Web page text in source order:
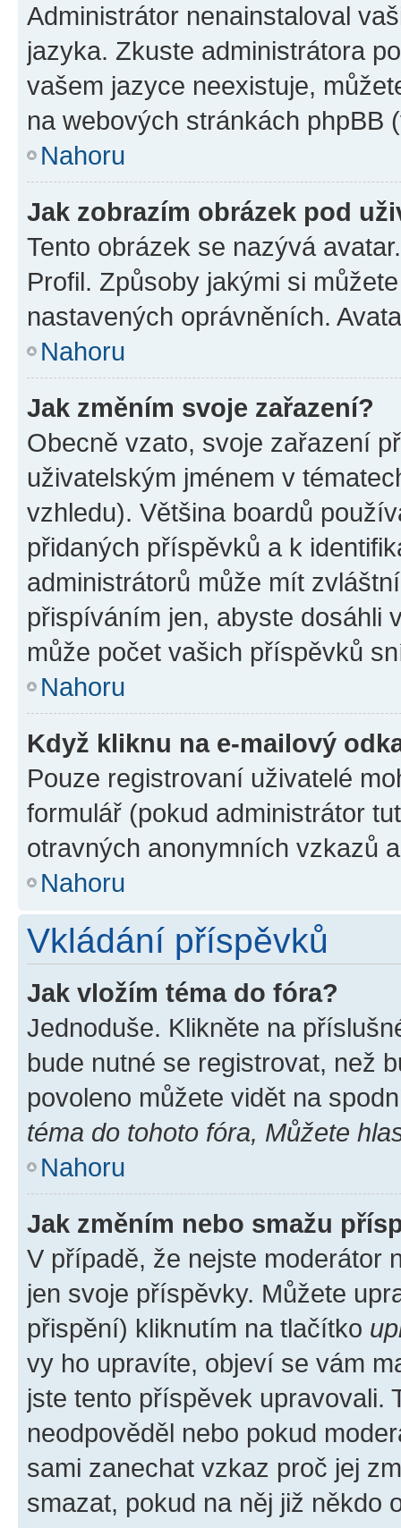
Administrátor nenainstaloval
jazyka. Zkuste administrátora
vašem jazyce neexistuje,
na webových stránkách phpBB
Nahoru
Jak zobrazím obrázek pod
Tento obrázek se nazývá
Profil. Způsoby jakými si
nastavených oprávněních.
Nahoru
Jak změním svoje zařazení?
Obecně vzato, svoje zařazení
uživatelským jménem v
vzhledu). Většina boardů
přidaných příspěvků a k
administrátorů může mít
přispíváním jen, abyste dosáhli
může počet vašich příspěvků
Nahoru
Když kliknu na e-mailový
Pouze registrovaní uživatelé
formulář (pokud administrátor
otravných anonymních vzkazů
Nahoru
Vkládání příspěvků
Jak vložím téma do fóra?
Jednoduše. Klikněte na
bude nutné se registrovat, než
povoleno můžete vidět na
téma do tohoto fóra, Můžete
Nahoru
Jak změním nebo smažu
V případě, že nejste moderátor
jen svoje příspěvky. Můžete
přispění) kliknutím na tlačítko
vy ho upravíte, objeví se vám
jste tento příspěvek upravovali.
neodpověděl nebo pokud
sami zanechat vzkaz proč jej
smazat, pokud na něj již někdo